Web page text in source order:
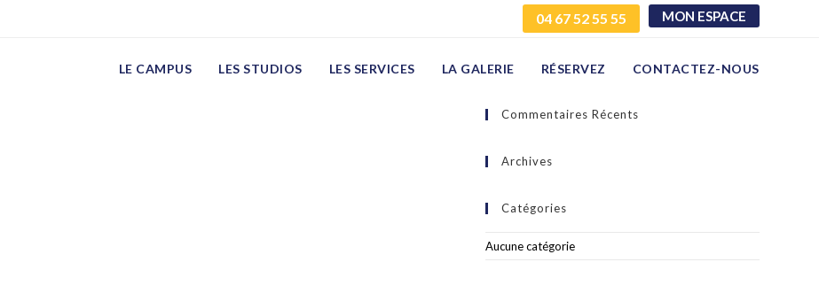
04 67 52 55 55 MON ESPACE
LE CAMPUS LES STUDIOS LES SERVICES LA GALERIE RÉSERVEZ CONTACTEZ-NOUS
Commentaires Récents
Archives
Catégories
Aucune catégorie